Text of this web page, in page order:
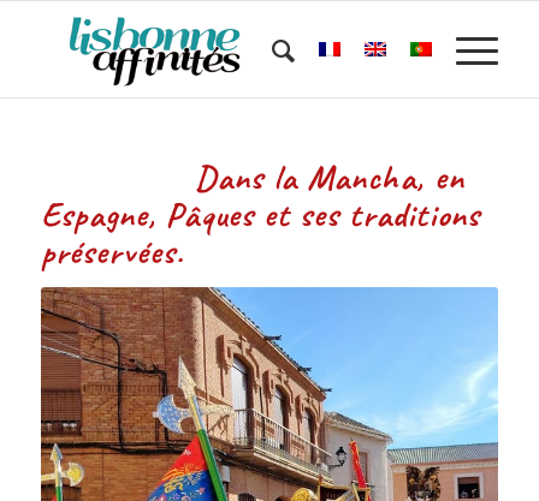
Dans la Mancha, en
Espagne, Pâques et ses traditions
préservées.